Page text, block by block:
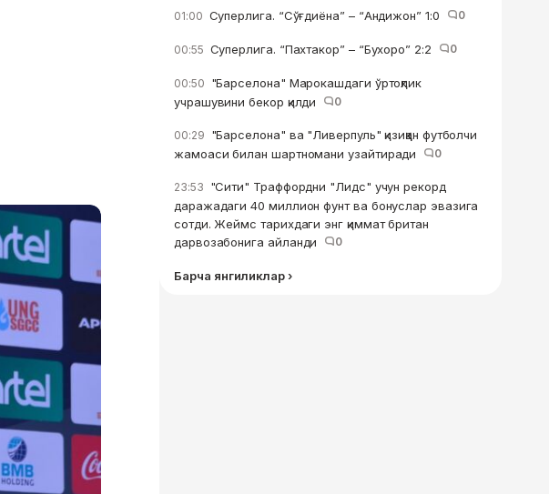
01:00 Суперлига. “Сўғдиёна” – “Андижон” 1:0 0
00:55 Суперлига. “Пахтакор” – “Бухоро” 2:2 0
00:50 "Барселона" Марокашдаги ўртоқлик
учрашувини бекор қилди
0
00:29 "Барселона" ва "Ливерпуль" қизиққан футболчи
жамоаси билан шартномани узайтиради
0
23:53 "Сити" Траффордни "Лидс" учун рекорд
даражадаги 40 миллион фунт ва бонуслар эвазига
сотди. Жеймс тарихдаги энг қиммат британ
дарвозабонига айланди
0
Барча янгиликлар ›